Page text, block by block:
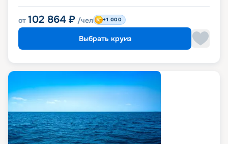
от 102 864 ₽ /чел +1 000
Выбрать круиз